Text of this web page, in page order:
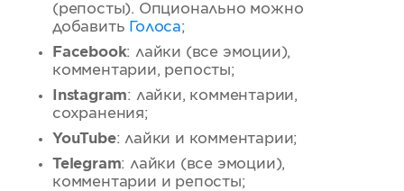
(репосты). Опционально можно
добавить Голоса;
Facebook: лайки (все эмоции),
комментарии, репосты;
Instagram: лайки, комментарии,
сохранения;
YouTube: лайки и комментарии;
Telegram: лайки (все эмоции),
комментарии и репосты;